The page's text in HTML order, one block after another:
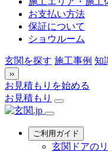
お支払い方法
保証について
ショウルーム
玄関を探す 施工事例 知
››
お見積もりを始める
お見積もり
ご利用ガイド
玄関ドアの